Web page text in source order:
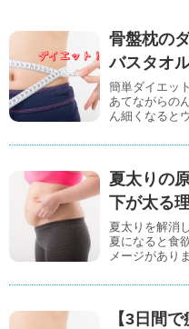
骨盤枕の
バスタオ
簡単ダイエッ
あてながらの
ん細くなると
夏太りの
下が太る
夏太りを解消
夏になると食
メージがあり
【3日間